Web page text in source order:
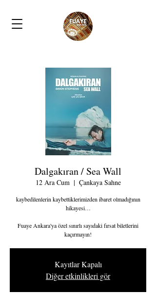
Dalgakıran / Sea Wall
12 Ara Cum
  |
Çankaya Sahne
kaybedilenlerin kaybettiklerimizden ibaret olmadığının
hikayesi…
Fuaye Ankara'ya özel sınırlı sayıdaki fırsat biletlerini
kaçırmayın!
Kayıtlar Kapalı
Diğer etkinlikleri gör